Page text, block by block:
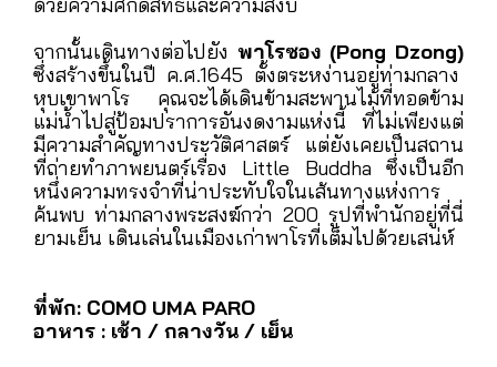
จากนั้น เดินทางสู่
Lhakhang)วัดอันเก่าแก่ที่มีอายุยาวนานตั้งแต่
ศตวรรษที่ 7 สัมผัสกับความศักดิ์สิทธิ์ขององค์พระโพธิ
สัตว์อวโลกิเตศวรพันเนตร พันกร ที่ประดิษฐานอยู่
ภายในวิหาร พร้อมทั้งการตกแต่งด้วยหินสีที่สวยงาม
อย่างเทอร์ควอยส์และกินปะการังที่ชาวบ้านได้มา
ถวายเป็นพุทธบูชา ท่านยังสามารถจุดประทีปน้ำมัน
เนยจำนวน 108 ตะเกียง เพื่อร่วมในพิธีบูชาที่เต็มไป
ด้วยความศักดิ์สิทธิ์และความสงบ
ซึ่งสร้างขึ้นในปี ค.ศ.1645 ตั้งตระหง่านอยู่ท่ามกลาง
หุบเขาพาโร คุณจะได้เดินข้ามสะพานไม้ที่ทอดข้าม
แม่น้ำไปสู่ป้อมปราการอันงดงามแห่งนี้ ที่ไม่เพียงแต่